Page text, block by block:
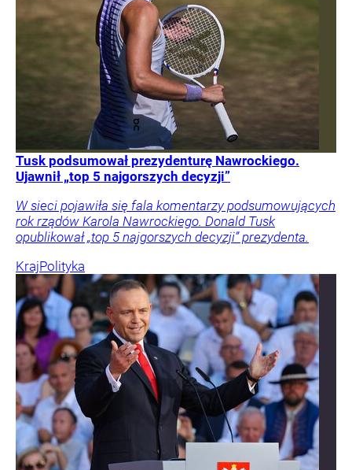
Tusk podsumował prezydenturę Nawrockiego.
Ujawnił „top 5 najgorszych decyzji”
W sieci pojawiła się fala komentarzy podsumowujących
rok rządów Karola Nawrockiego. Donald Tusk
opublikował „top 5 najgorszych decyzji” prezydenta.
KrajPolityka